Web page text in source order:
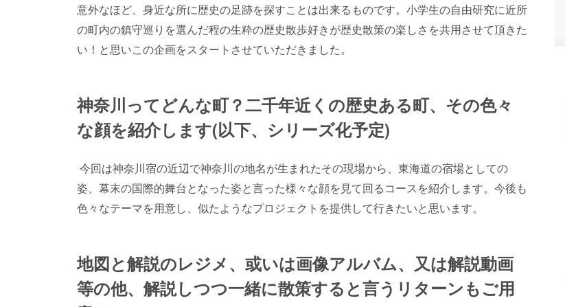
意外なほど、身近な所に歴史の足跡を探すことは出来るものです。小学生の自由研究に近所
の町内の鎮守巡りを選んだ程の生粋の歴史散歩好きが歴史散策の楽しさを共用させて頂きた
い！と思いこの企画をスタートさせていただきました。
神奈川ってどんな町？二千年近くの歴史ある町、その色々
な顔を紹介します(以下、シリーズ化予定)
今回は神奈川宿の近辺で神奈川の地名が生まれたその現場から、東海道の宿場としての
姿、幕末の国際的舞台となった姿と言った様々な顔を見て回るコースを紹介します。今後も
色々なテーマを用意し、似たようなプロジェクトを提供して行きたいと思います。
地図と解説のレジメ、或いは画像アルバム、又は解説動画
等の他、解説しつつ一緒に散策すると言うリターンもご用